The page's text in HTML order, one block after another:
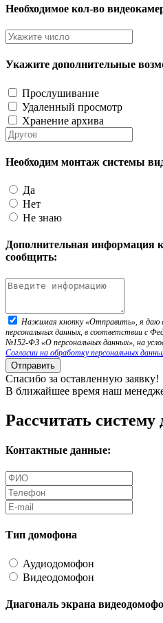
Необходимое кол-во
Укажите дополнительные
Прослушивание
Удаленный просмотр
Хранение архива
Необходим монтаж системы
Да
Нет
Не знаю
Дополнительная информация
сообщить:
Нажимая кнопку «Отправить», я даю
персональных данных, в соответствии с
№152-ФЗ «О персональных данных», на
Согласии на обработку персональных
Отправить
Спасибо за оставленную заявку!
В ближайшее время наш
Рассчитать
Контактные данные:
Тип домофона
Аудиодомофон
Видеодомофон
Диагональ экрана